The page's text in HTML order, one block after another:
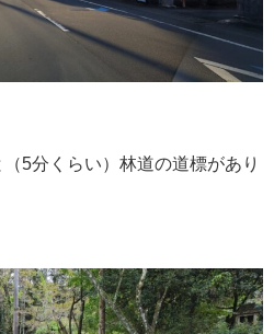
5分くらい）林道の道標があり